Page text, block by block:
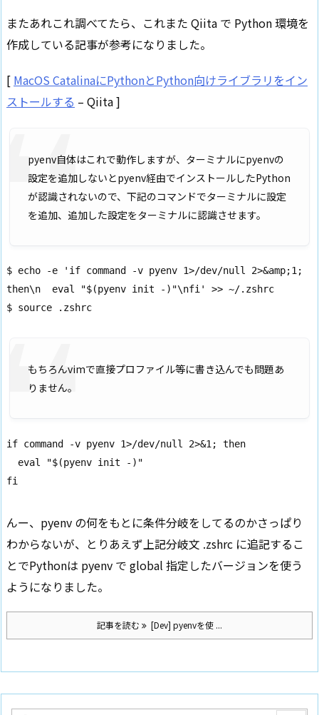
またあれこれ調べてたら、これまた Qiita で Python 環境を
作成している記事が参考になりました。
[ MacOS CatalinaにPythonとPython向けライブラリをイン
ストールする – Qiita ]
pyenv自体はこれで動作しますが、ターミナルにpyenvの
設定を追加しないとpyenv経由でインストールしたPython
が認識されないので、下記のコマンドでターミナルに設定
を追加、追加した設定をターミナルに認識させます。
$ echo -e 'if command -v pyenv 1>/dev/null 2>&amp;1;
then\n  eval "$(pyenv init -)"\nfi' >> ~/.zshrc
$ source .zshrc
もちろんvimで直接プロファイル等に書き込んでも問題あ
りません。
if command -v pyenv 1>/dev/null 2>&1; then
fi
んー、pyenv の何をもとに条件分岐をしてるのかさっぱり
わからないが、とりあえず上記分岐文 .zshrc に追記するこ
とでPythonは pyenv で global 指定したバージョンを使う
ようになりました。
記事を読む [Dev] pyenvを使 ...